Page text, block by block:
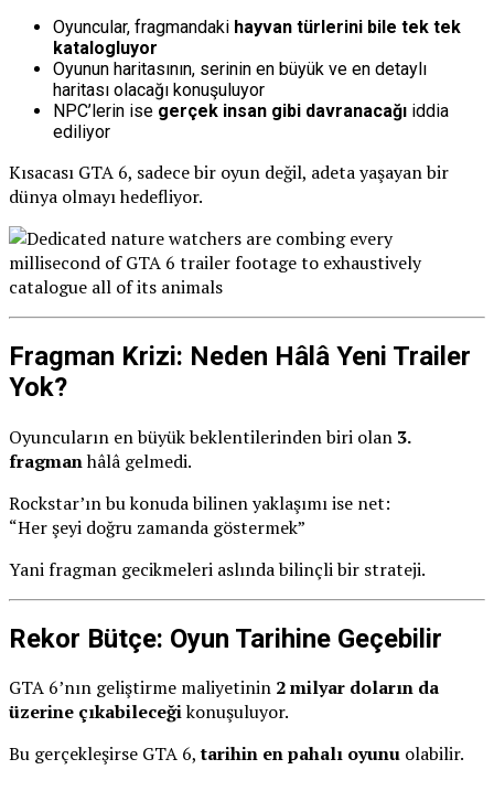
Oyuncular, fragmandaki hayvan türlerini bile tek tek
katalogluyor
Oyunun haritasının, serinin en büyük ve en detaylı
haritası olacağı konuşuluyor
NPC’lerin ise gerçek insan gibi davranacağı iddia
ediliyor
Kısacası GTA 6, sadece bir oyun değil, adeta yaşayan bir
dünya olmayı hedefliyor.
Fragman Krizi: Neden Hâlâ Yeni Trailer
Yok?
Oyuncuların en büyük beklentilerinden biri olan 3.
fragmanhâlâ gelmedi.
Rockstar’ın bu konuda bilinen yaklaşımı ise net:
“Her şeyi doğru zamanda göstermek”
Yani fragman gecikmeleri aslında bilinçli bir strateji.
Rekor Bütçe: Oyun Tarihine Geçebilir
GTA 6’nın geliştirme maliyetinin 2 milyar doların da
üzerine çıkabileceğikonuşuluyor.
Bu gerçekleşirse GTA 6,tarihin en pahalı oyunu olabilir.